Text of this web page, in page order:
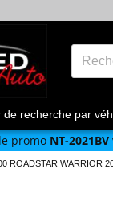
de recherche par
promo NT-2021BV
ROADSTAR WARRIOR